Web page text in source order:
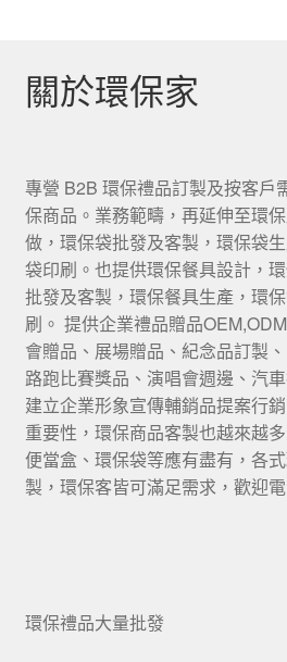
關於環保家
專營 B2B 環保禮品訂製及按客戶
保商品。業務範疇，再延伸至環
做，環保袋批發及客製，環保袋
袋印刷。也提供環保餐具設計，
批發及客製，環保餐具生產，環
刷。 提供企業禮品贈品
會贈品、展場贈品、紀念品訂製
路跑比賽獎品、演唱會週邊、汽
建立企業形象宣傳輔銷品提案行
重要性，環保商品客製也越來越
便當盒、環保袋等應有盡有，各
製，環保客皆可滿足需求，歡迎
環保禮品大量批發